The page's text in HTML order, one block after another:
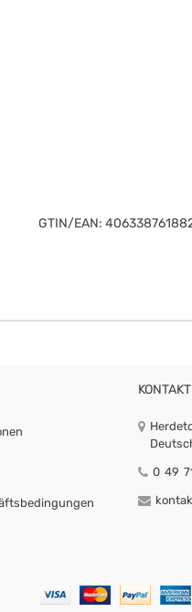
GTIN/EAN:
0 49